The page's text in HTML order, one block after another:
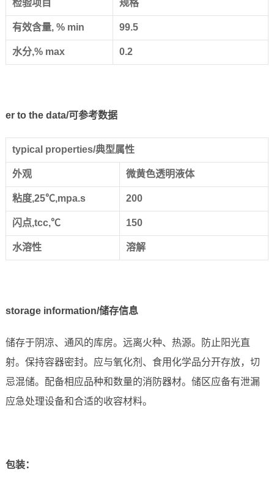
检验项目 规格
有效含量, % min 99.5
水分,% max 0.2
er to the data/可参考数据
typical properties/典型属性
外观 微黄色透明液体
粘度,25℃,mpa.s 200
闪点,tcc,℃ 150
水溶性 溶解
storage information/储存信息
储存于阴凉、通风的库房。远离火种、热源。防止阳光直
射。保持容器密封。应与氧化剂、食用化学品分开存放，切
忌混储。配备相应品种和数量的消防器材。储区应备有泄漏
应急处理设备和合适的收容材料。
包装：